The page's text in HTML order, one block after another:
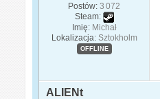
Postów: 3 072
Steam:
Imię: Michał
Lokalizacja: Sztokholm
OFFLINE
ALIENt